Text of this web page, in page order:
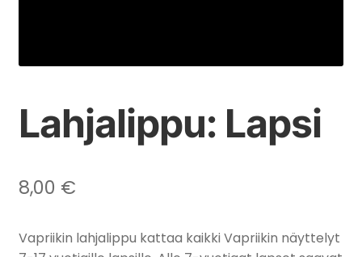
Lahjalippu: Lapsi
8,00 €
Vapriikin lahjalippu kattaa kaikki Vapriikin näyttelyt